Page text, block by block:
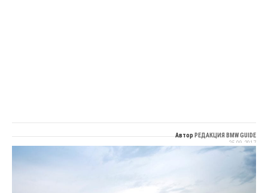
АвторРЕДАКЦИЯ BMW GUIDE
25.09.2017